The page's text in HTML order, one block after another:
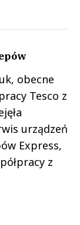
obecne
Tesco z
urządzeń
Express,
z